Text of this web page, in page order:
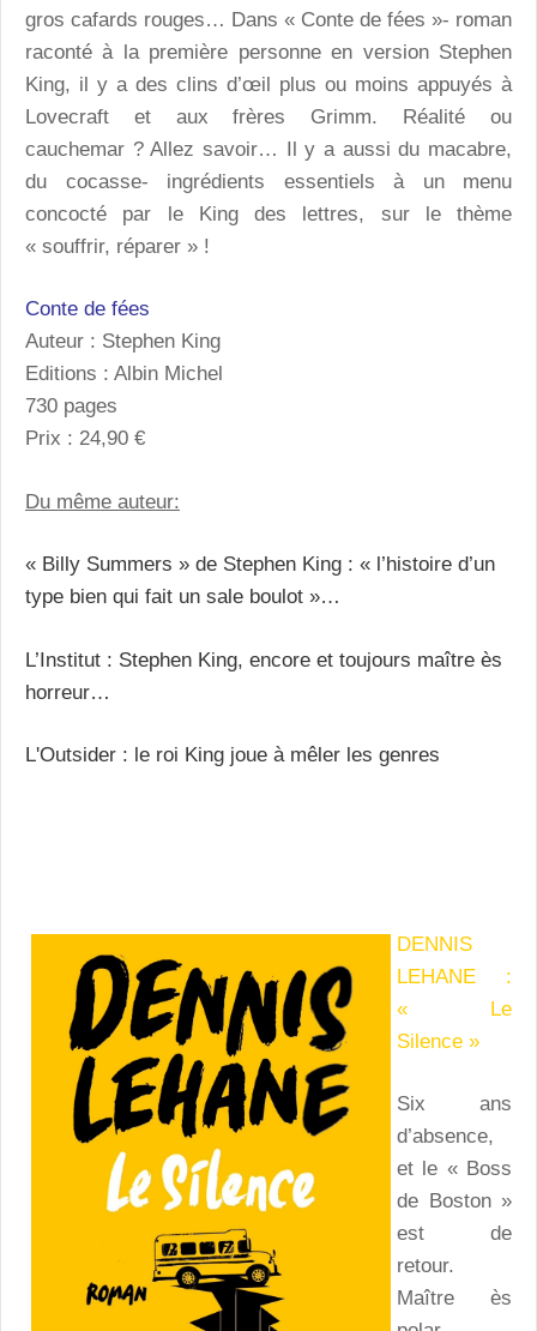
gros cafards rouges… Dans « Conte de fées »- roman
raconté à la première personne en version Stephen
King, il y a des clins d’œil plus ou moins appuyés à
Lovecraft et aux frères Grimm. Réalité ou
cauchemar ? Allez savoir… Il y a aussi du macabre,
du cocasse- ingrédients essentiels à un menu
concocté par le King des lettres, sur le thème
« souffrir, réparer » !
Conte de fées
Auteur : Stephen King
Editions : Albin Michel
730 pages
Prix : 24,90 €
Du même auteur:
« Billy Summers » de Stephen King : « l’histoire d’un
type bien qui fait un sale boulot »…
L’Institut : Stephen King, encore et toujours maître ès
horreur…
L'Outsider : le roi King joue à mêler les genres
DENNIS
LEHANE :
« Le
Silence »
Six ans
d’absence,
et le « Boss
de Boston »
est de
retour.
Maître ès